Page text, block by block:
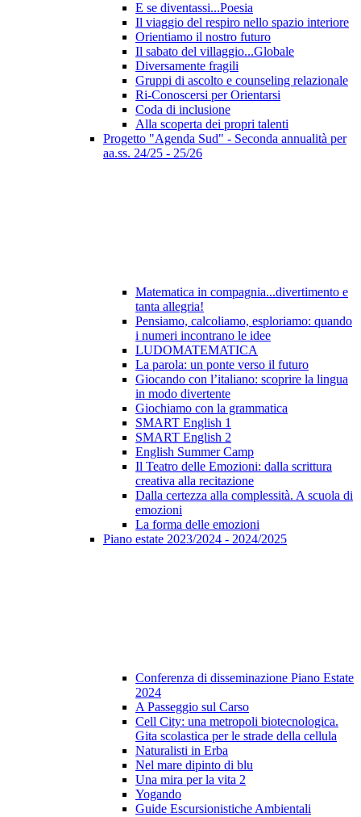
E se diventassi...Poesia
Il viaggio del respiro nello spazio interiore
Orientiamo il nostro futuro
Il sabato del villaggio...Globale
Diversamente fragili
Gruppi di ascolto e counseling relazionale
Ri-Conoscersi per Orientarsi
Coda di inclusione
Alla scoperta dei propri talenti
Progetto "Agenda Sud" - Seconda annualità per
aa.ss. 24/25 - 25/26
Matematica in compagnia...divertimento e
tanta allegria!
Pensiamo, calcoliamo, esploriamo: quando
i numeri incontrano le idee
LUDOMATEMATICA
La parola: un ponte verso il futuro
Giocando con l’italiano: scoprire la lingua
in modo divertente
Giochiamo con la grammatica
SMART English 1
SMART English 2
English Summer Camp
Il Teatro delle Emozioni: dalla scrittura
creativa alla recitazione
Dalla certezza alla complessità. A scuola di
emozioni
La forma delle emozioni
Piano estate 2023/2024 - 2024/2025
Conferenza di disseminazione Piano Estate
2024
A Passeggio sul Carso
Cell City: una metropoli biotecnologica.
Gita scolastica per le strade della cellula
Naturalisti in Erba
Nel mare dipinto di blu
Una mira per la vita 2
Yogando
Guide Escursionistiche Ambientali